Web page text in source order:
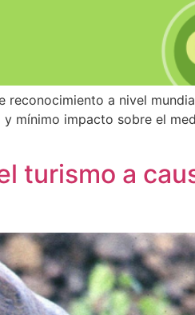
reconocimiento a nivel
mínimo impacto sobre el
turismo a